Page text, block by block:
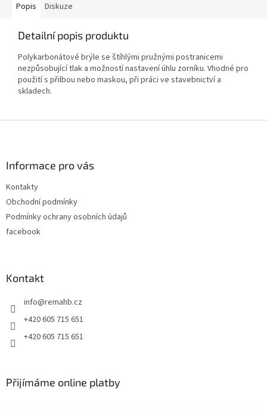
Popis Diskuze
Detailní popis produktu
Polykarbonátové brýle se štíhlými pružnými postranicemi
nezpůsobující tlak a možností nastavení úhlu zorníku. Vhodné pro
použití s přilbou nebo maskou, při práci ve stavebnictví a
skladech.
Informace pro vás
Kontakty
Obchodní podmínky
Podmínky ochrany osobních údajů
facebook
Kontakt
info@remahb.cz
+420 605 715 651
+420 605 715 651
Přijímáme online platby